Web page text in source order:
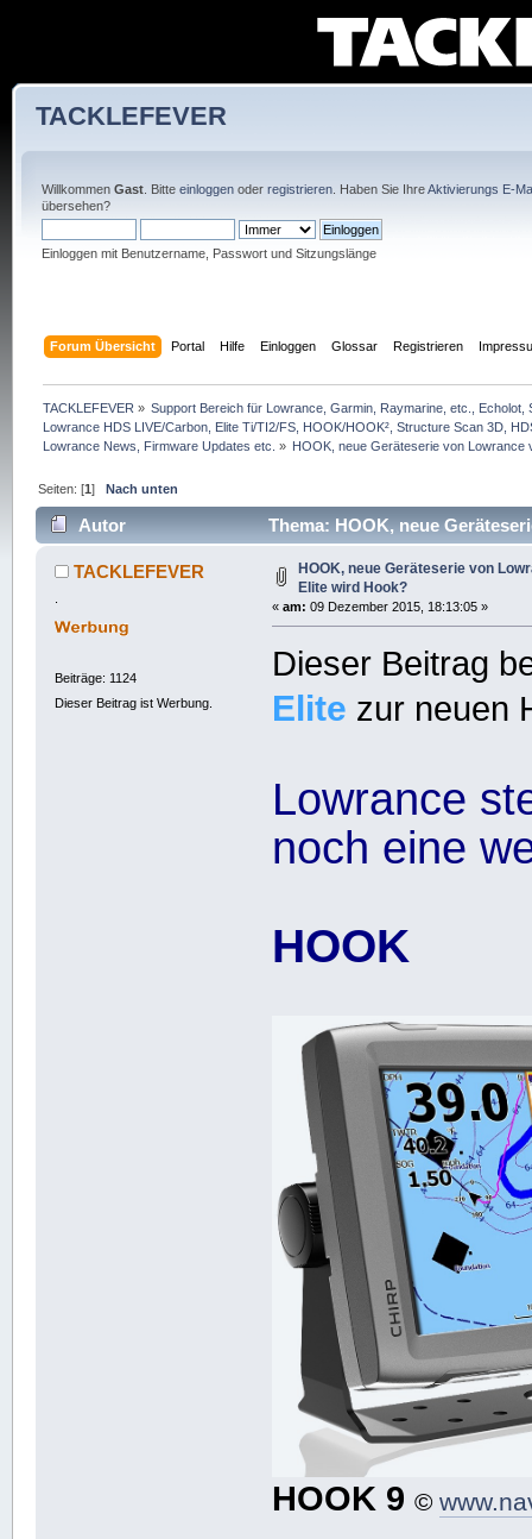
TACKLEFEVER
Willkommen Gast. Bitte einloggenoder registrieren. Haben Sie IhreAktivierungs E-
übersehen?
Einloggen mit Benutzername, Passwort und Sitzungslänge
Forum Übersicht Portal Hilfe Einloggen Glossar Registrieren
TACKLEFEVER » Support Bereich für Lowrance, Garmin, Raymarine, etc.,
Lowrance HDS LIVE/Carbon, Elite Ti/TI2/FS, HOOK/HOOK², Structure Scan 3D,
Lowrance News, Firmware Updates etc. » HOOK, neue Geräteserie von Lowrance
Seiten: [1]Nach unten
Autor
Thema: HOOK, neue
mal)TACKLEFEVER
Beiträge: 1124
Dieser Beitrag ist Werbung.
HOOK, neue Geräteserie von
Elite wird Hook?
«am: 09 Dezember 2015, 18:13:05 »
Dieser Beitrag
Elite zur neuen
Lowrance
noch eine
HOOK
HOOK 9 ©